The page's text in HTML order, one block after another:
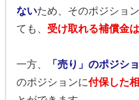
ないため、そのポジショ
ても、 受け取れる補償金
一方、 「売り」のポジシ
のポジションに付保した